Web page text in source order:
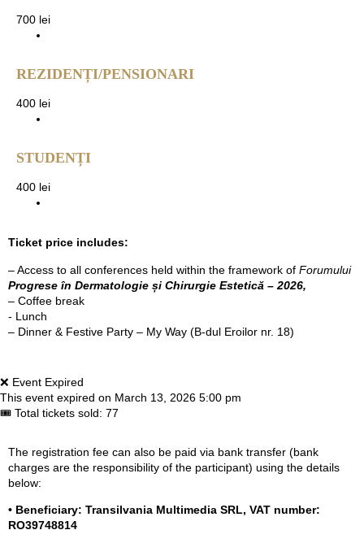
700 lei
REZIDENȚI/PENSIONARI
400 lei
STUDENȚI
400 lei
Ticket price includes:
– Access to all conferences held within the framework of Forumului
Progrese în Dermatologie și Chirurgie Estetică – 2026,
– Coffee break
- Lunch
– Dinner & Festive Party – My Way (B-dul Eroilor nr. 18)
❌ Event Expired
This event expired on March 13, 2026 5:00 pm
🎟 Total tickets sold: 77
The registration fee can also be paid via bank transfer (bank
charges are the responsibility of the participant) using the details
below:
• Beneficiary: Transilvania Multimedia SRL, VAT number:
RO39748814